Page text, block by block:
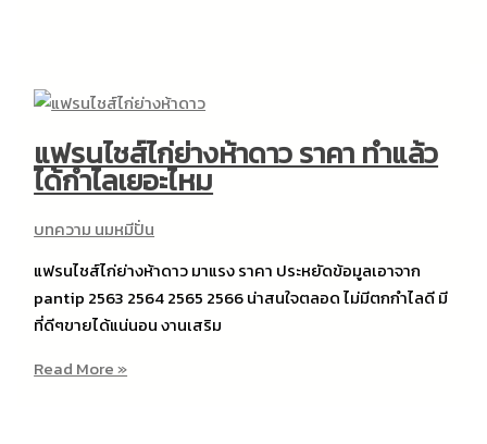
แฟรนไชส์ไก่ย่างห้าดาว ราคา ทำแล้ว
ได้กำไลเยอะไหม
บทความ นมหมีปั่น
แฟรนไชส์ไก่ย่างห้าดาว มาแรง ราคา ประหยัดข้อมูลเอาจาก
pantip 2563 2564 2565 2566 น่าสนใจตลอด ไม่มีตกกำไลดี มี
ที่ดีๆขายได้แน่นอน งานเสริม
แฟ
Read More »